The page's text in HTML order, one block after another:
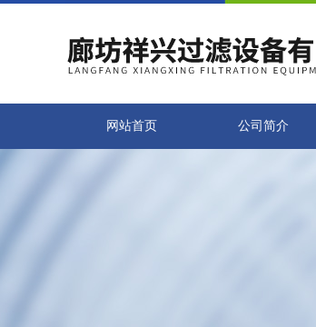
网站首页 公司简介